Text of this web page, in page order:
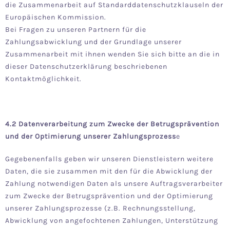
die Zusammenarbeit auf Standarddatenschutzklauseln der
Europäischen Kommission.
Bei Fragen zu unseren Partnern für die
Zahlungsabwicklung und der Grundlage unserer
Zusammenarbeit mit ihnen wenden Sie sich bitte an die in
dieser Datenschutzerklärung beschriebenen
Kontaktmöglichkeit.
4.2 Datenverarbeitung zum Zwecke der Betrugsprävention
und der Optimierung unserer Zahlungsprozesse
Gegebenenfalls geben wir unseren Dienstleistern weitere
Daten, die sie zusammen mit den für die Abwicklung der
Zahlung notwendigen Daten als unsere Auftragsverarbeiter
zum Zwecke der Betrugsprävention und der Optimierung
unserer Zahlungsprozesse (z.B. Rechnungsstellung,
Abwicklung von angefochtenen Zahlungen, Unterstützung